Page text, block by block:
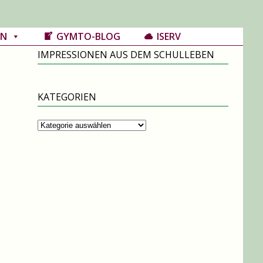
GYMTO-BLOG ISERV
IMPRESSIONEN AUS DEM SCHULLEBEN
KATEGORIEN
Kategorien